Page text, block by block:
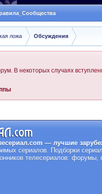
ложа Обсуждения
В некоторых случаях
— лучшие
сериалов. Подборки
телесериалов: